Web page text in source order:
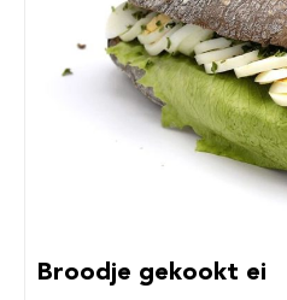
Broodje gekookt ei